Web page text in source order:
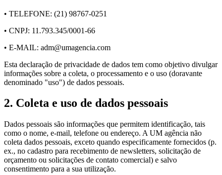
• TELEFONE: (21) 98767-0251
• CNPJ: 11.793.345/0001-66
• E-MAIL: adm@umagencia.com
Esta declaração de privacidade de dados tem como objetivo divulgar
informações sobre a coleta, o processamento e o uso (doravante
denominado "uso") de dados pessoais.
2. Coleta e uso de dados pessoais
Dados pessoais são informações que permitem identificação, tais
como o nome, e-mail, telefone ou endereço. A UM agência não
coleta dados pessoais, exceto quando especificamente fornecidos (p.
ex., no cadastro para recebimento de newsletters, solicitação de
orçamento ou solicitações de contato comercial) e salvo
consentimento para a sua utilização.